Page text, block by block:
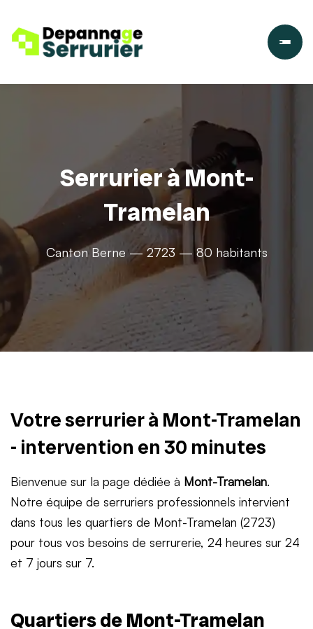
Serrurier à Mont-
Tramelan
Canton Berne — 2723 — 80 habitants
Votre serrurier à Mont-Tramelan
- intervention en 30 minutes
Bienvenue sur la page dédiée à Mont-Tramelan.
Notre équipe de serruriers professionnels intervient
dans tous les quartiers de Mont-Tramelan (2723)
pour tous vos besoins de serrurerie, 24 heures sur 24
et 7 jours sur 7.
Quartiers de Mont-Tramelan